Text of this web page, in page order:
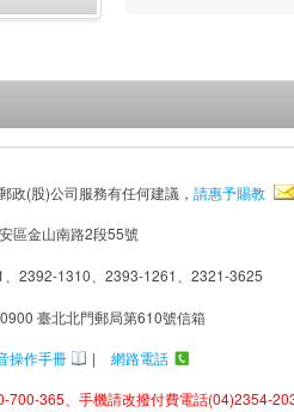
政(股)公司服務有任何建議， 請惠予賜教
區金山南路2段55號
、2392-1310、2393-1261、2321-3625
臺北北門郵局第610號信箱
操作手冊 |
網路電話
700-365、手機請改撥付費電話(04)2354-